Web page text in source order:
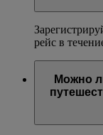
рейс в
Можно